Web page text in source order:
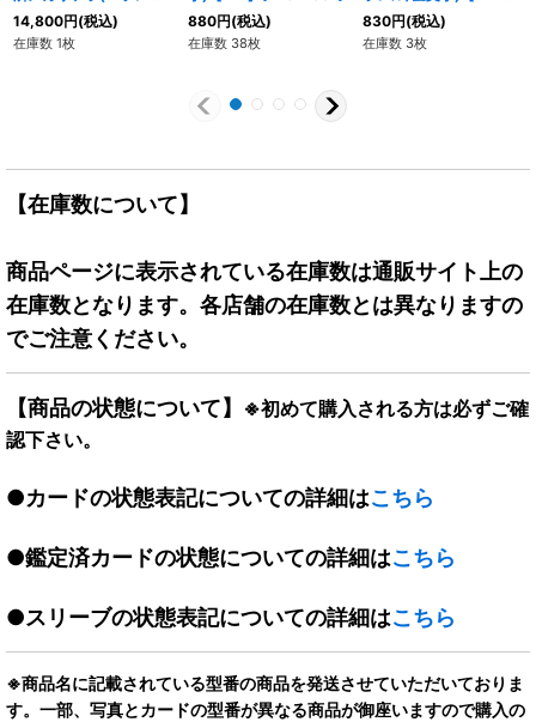
金文字)【R☆】{FB02-
007}
14,800円(税込)
在庫数 1枚
880円(税込)
在庫数 38枚
{FB02-007}
830円(税込)
在庫数 3枚
【在庫数について】
商品ページに表示されている在庫数は通販サイト上の
在庫数となります。各店舗の在庫数とは異なりますの
でご注意ください。
【商品の状態について】
※初めて購入される方は必ずご確
認下さい。
●カードの状態表記についての詳細はこちら
●鑑定済カードの状態についての詳細はこちら
●スリーブの状態表記についての詳細はこちら
※商品名に記載されている型番の商品を発送させていただいておりま
す。一部、写真とカードの型番が異なる商品が御座いますので購入の